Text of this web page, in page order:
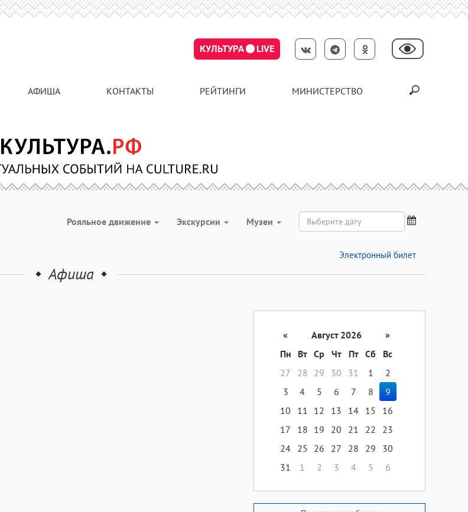
КУЛЬТУРА LIVE
АФИША КОНТАКТЫ РЕЙТИНГИ МИНИСТЕРСТВО
Рояльное движение Экскурсии Музеи
Электронный билет
Афиша
« Август 2026
»
Пн
Вт Ср Чт Пт Сб
Вс
27
28 29 30 31 1
2
3
4 5 6 7 8
9
10
11 12 13 14 15
16
17
18 19 20 21 22
23
24 25 26 27 28 29
30
31
1 2 3 4 5 6